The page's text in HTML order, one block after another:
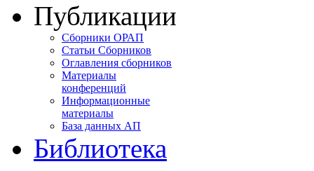
Публикации
Сборники ОРАП
Статьи Сборников
Оглавления сборников
Материалы
конференций
Информационные
материалы
База данных АП
Библиотека